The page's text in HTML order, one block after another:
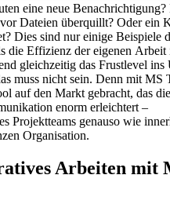
eine neue
Dateien überquillt? Oder ein
Dies sind nur einige Beispiele
die Effizienz der eigenen
gleichzeitig das Frustlevel ins
muss nicht sein. Denn mit MS
auf den Markt gebracht, das
enorm erleichtert –
Projektteams genauso wie
Organisation.
Arbeiten mit